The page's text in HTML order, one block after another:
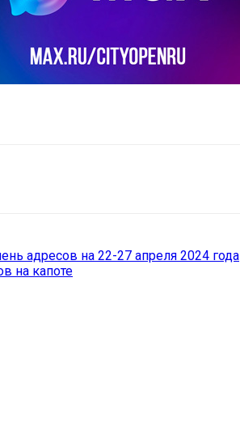
адресов на 22-27 апреля 2024 года
на капоте